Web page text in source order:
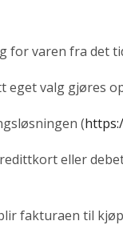
for varen fra det
eget valg gjøres
(
eller
fakturaen til